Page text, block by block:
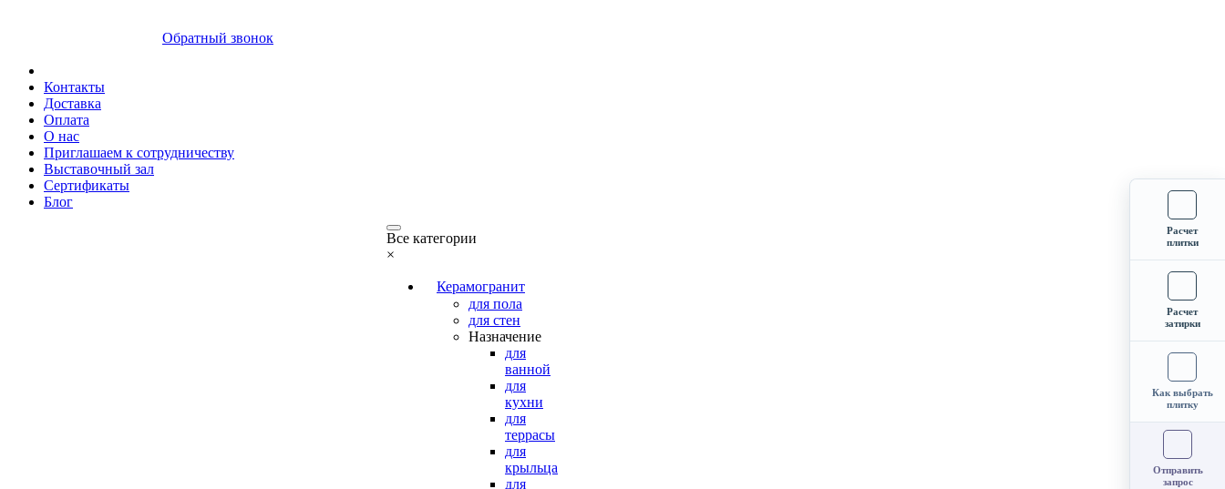
Обратный звонок
Контакты
Доставка
Оплата
О нас
Приглашаем к сотрудничеству
Выставочный зал
Сертификаты
Блог
Все категории
×
Керамогранит
для пола
для стен
Назначение
для
ванной
для
кухни
для
террасы
для
крыльца
для
Расчет
плитки
Расчет
затирки
Как выбрать
плитку
Отправить
запрос